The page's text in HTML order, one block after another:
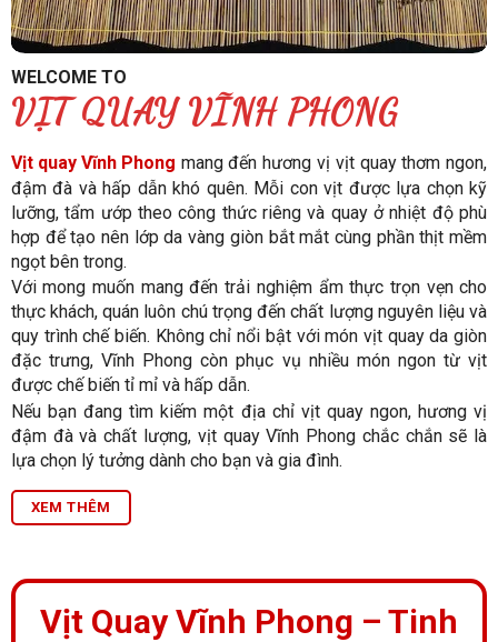
WELCOME TO
VỊT QUAY VĨNH PHONG
Vịt quay Vĩnh Phong mang đến hương vị vịt quay thơm ngon,
đậm đà và hấp dẫn khó quên. Mỗi con vịt được lựa chọn kỹ
lưỡng, tẩm ướp theo công thức riêng và quay ở nhiệt độ phù
hợp để tạo nên lớp da vàng giòn bắt mắt cùng phần thịt mềm
ngọt bên trong.
Với mong muốn mang đến trải nghiệm ẩm thực trọn vẹn cho
thực khách, quán luôn chú trọng đến chất lượng nguyên liệu và
quy trình chế biến. Không chỉ nổi bật với món vịt quay da giòn
đặc trưng, Vĩnh Phong còn phục vụ nhiều món ngon từ vịt
được chế biến tỉ mỉ và hấp dẫn.
Nếu bạn đang tìm kiếm một địa chỉ vịt quay ngon, hương vị
đậm đà và chất lượng, vịt quay Vĩnh Phong chắc chắn sẽ là
lựa chọn lý tưởng dành cho bạn và gia đình.
XEM THÊM
Vịt Quay Vĩnh Phong – Tinh